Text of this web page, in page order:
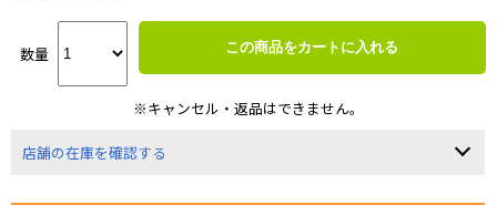
数量 この商品をカートに入れる
※キャンセル・返品はできません。
店舗の在庫を確認する